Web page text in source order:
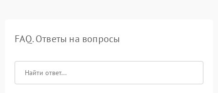
FAQ. Ответы на вопросы